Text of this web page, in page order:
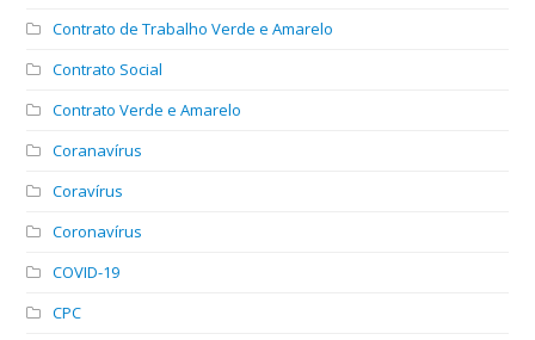
Contrato de Trabalho Verde e Amarelo
Contrato Social
Contrato Verde e Amarelo
Coranavírus
Coravírus
Coronavírus
COVID-19
CPC